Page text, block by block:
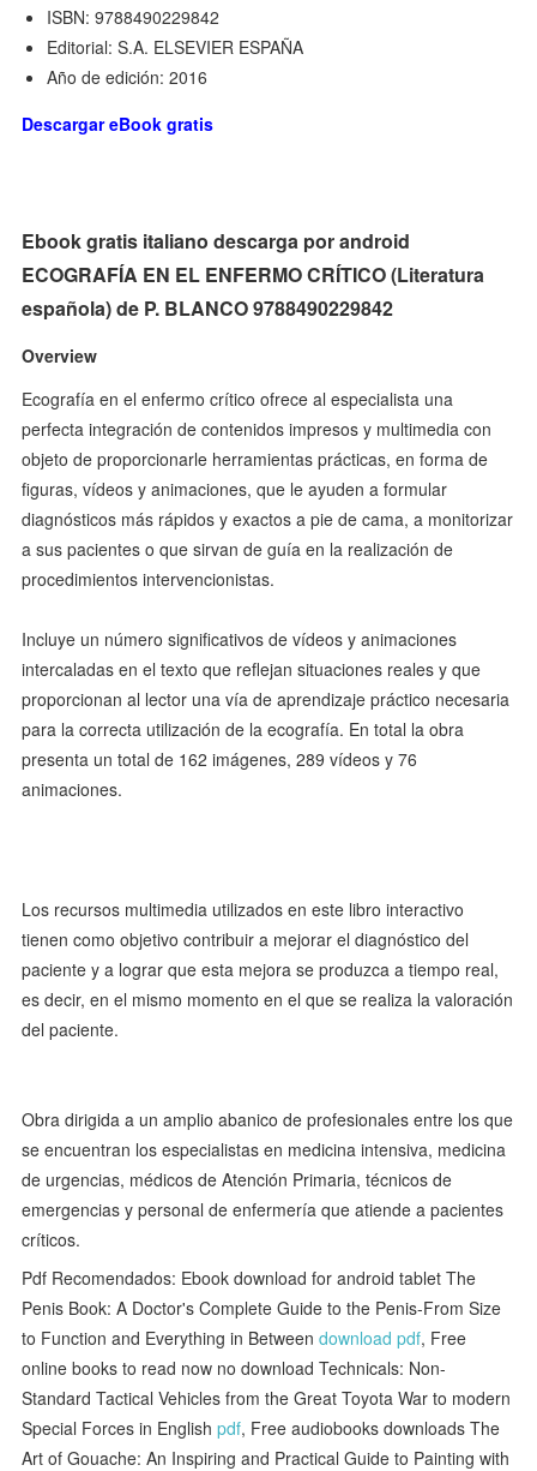
ISBN: 9788490229842
Editorial: S.A. ELSEVIER ESPAÑA
Año de edición: 2016
Descargar eBook gratis
Ebook gratis italiano descarga por android
ECOGRAFÍA EN EL ENFERMO CRÍTICO (Literatura
española) de P. BLANCO 9788490229842
Overview
Ecografía en el enfermo crítico ofrece al especialista una
perfecta integración de contenidos impresos y multimedia con
objeto de proporcionarle herramientas prácticas, en forma de
figuras, vídeos y animaciones, que le ayuden a formular
diagnósticos más rápidos y exactos a pie de cama, a monitorizar
a sus pacientes o que sirvan de guía en la realización de
procedimientos intervencionistas.
Incluye un número significativos de vídeos y animaciones
intercaladas en el texto que reflejan situaciones reales y que
proporcionan al lector una vía de aprendizaje práctico necesaria
para la correcta utilización de la ecografía. En total la obra
presenta un total de 162 imágenes, 289 vídeos y 76
animaciones.
Los recursos multimedia utilizados en este libro interactivo
tienen como objetivo contribuir a mejorar el diagnóstico del
paciente y a lograr que esta mejora se produzca a tiempo real,
es decir, en el mismo momento en el que se realiza la valoración
del paciente.
Obra dirigida a un amplio abanico de profesionales entre los que
se encuentran los especialistas en medicina intensiva, medicina
de urgencias, médicos de Atención Primaria, técnicos de
emergencias y personal de enfermería que atiende a pacientes
críticos.
Pdf Recomendados: Ebook download for android tablet The
Penis Book: A Doctor's Complete Guide to the Penis-From Size
to Function and Everything in Betweendownload pdf, Free
online books to read now no download Technicals: Non-
Standard Tactical Vehicles from the Great Toyota War to modern
Special Forces in Englishpdf, Free audiobooks downloads The
Art of Gouache: An Inspiring and Practical Guide to Painting with